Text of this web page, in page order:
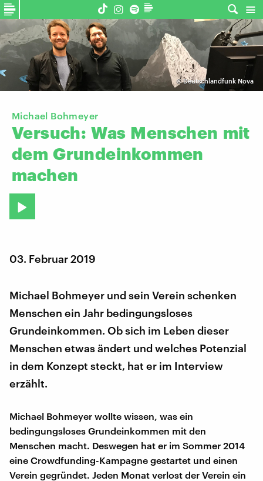
©Deutschlandfunk Nova
Michael Bohmeyer
Versuch: Was Menschen mit
dem Grundeinkommen
machen
03. Februar 2019
Michael Bohmeyer und sein Verein schenken
Menschen ein Jahr bedingungsloses
Grundeinkommen. Ob sich im Leben dieser
Menschen etwas ändert und welches Potenzial
in dem Konzept steckt, hat er im Interview
erzählt.
Michael Bohmeyer wollte wissen, was ein
bedingungsloses Grundeinkommen mit den
Menschen macht. Deswegen hat er im Sommer 2014
eine Crowdfunding-Kampagne gestartet und einen
Verein gegründet. Jeden Monat verlost der Verein ein